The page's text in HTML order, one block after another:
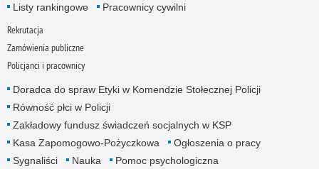
Listy rankingowe Pracownicy cywilni
Rekrutacja
Zamówienia publiczne
Policjanci i pracownicy
Doradca do spraw Etyki w Komendzie Stołecznej Policji
Równość płci w Policji
Zakładowy fundusz świadczeń socjalnych w KSP
Kasa Zapomogowo-Pożyczkowa
Ogłoszenia o pracy
Sygnaliści
Nauka
Pomoc psychologiczna